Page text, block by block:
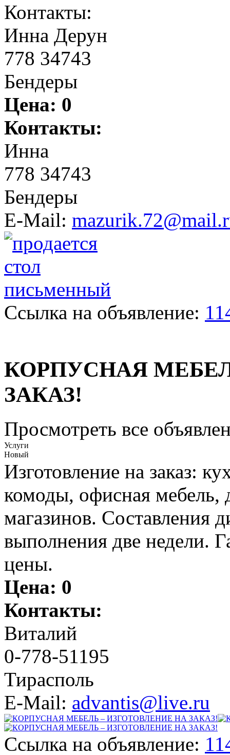
Контакты:
Инна Дерун
778 34743
Бендеры
Цена: 0
Контакты:
Инна
778 34743
Бендеры
E-Mail:
Ссылка на объявление:
КОРПУСНАЯ
ЗАКАЗ!
Просмотреть все
Услуги
Новый
Изготовление на заказ:
комоды, офисная мебель,
магазинов. Составления
выполнения две недели.
цены.
Цена: 0
Контакты:
Виталий
0-778-51195
Тирасполь
E-Mail: advantis@live.ru
Ссылка на объявление: